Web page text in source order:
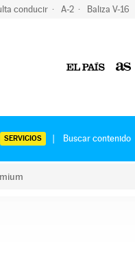
conducir A-2 Baliza V-16
SERVICIOS